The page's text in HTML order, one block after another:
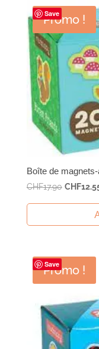
Save
Promo !
Boîte de
CHF17.90 Le
était :
CHF
Save
Promo !